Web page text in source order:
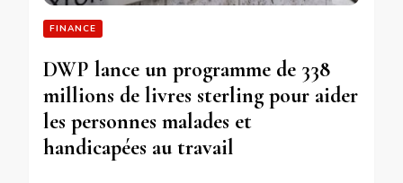
FINANCE
DWP lance un programme de 338
millions de livres sterling pour aider
les personnes malades et
handicapées au travail